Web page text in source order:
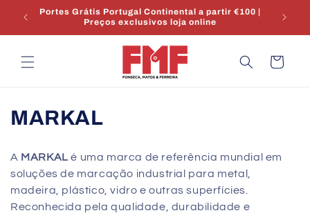
para oPortes Grátis Portugal Continental a partir €100 |
Preços exclusivos loja online
Envio
Carrinho
C
l
e
MARKAL
A MARKAL é uma marca de referência mundial em
soluções de marcação industrial para metal,
madeira, plástico, vidro e outras superfícies.
Reconhecida pela qualidade, durabilidade e